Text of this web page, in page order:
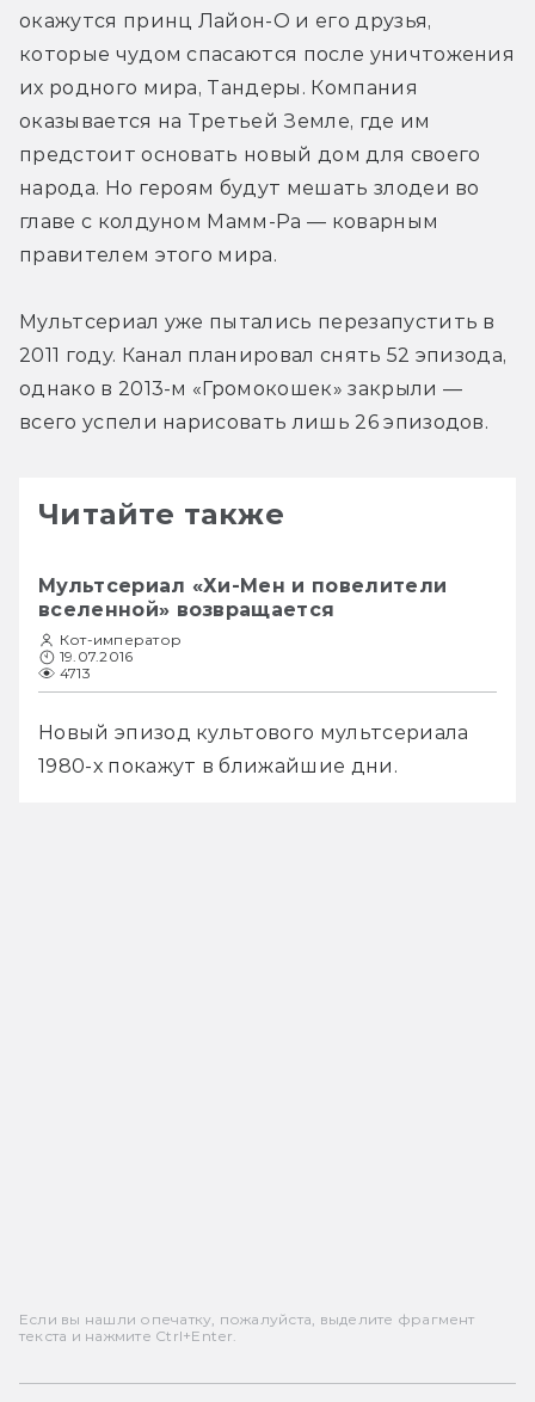
окажутся принц Лайон-О и его друзья,
которые чудом спасаются после уничтожения
их родного мира, Тандеры. Компания
оказывается на Третьей Земле, где им
предстоит основать новый дом для своего
народа. Но героям будут мешать злодеи во
главе с колдуном Мамм-Ра — коварным
правителем этого мира.
Мультсериал уже пытались перезапустить в
2011 году. Канал планировал снять 52 эпизода,
однако в 2013-м «Громокошек» закрыли —
всего успели нарисовать лишь 26 эпизодов.
Читайте также
Мультсериал «Хи-Мен и повелители
вселенной» возвращается
Кот-император
19.07.2016
4713
Новый эпизод культового мультсериала
1980-х покажут в ближайшие дни.
Если вы нашли опечатку, пожалуйста, выделите фрагмент
текста и нажмите Ctrl+Enter.